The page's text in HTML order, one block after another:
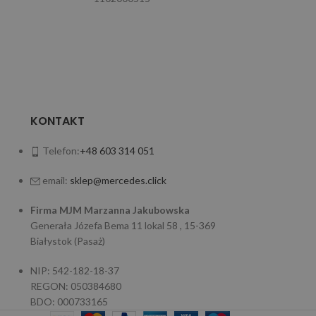
KONTAKT
Telefon:+48 603 314 051
email: sklep@mercedes.click
Firma MJM Marzanna Jakubowska
Generała Józefa Bema 11 lokal 58 , 15-369
Białystok (Pasaż)
NIP: 542-182-18-37
REGON: 050384680
BDO: 000733165